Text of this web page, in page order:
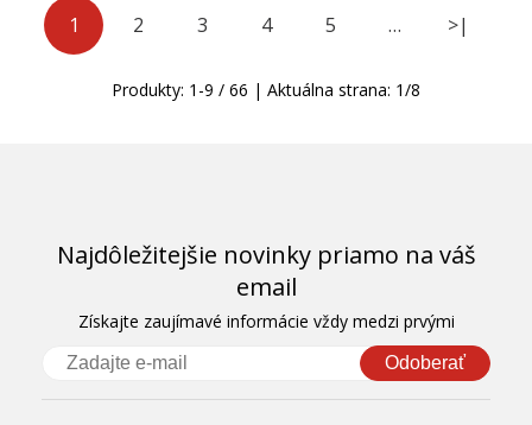
1 2 3 4 5 … >|
Produkty: 1 -9 / 66 | Aktuálna strana: 1/8
Najdôležitejšie novinky priamo na váš
email
Získajte zaujímavé informácie vždy medzi prvými
Odoberať